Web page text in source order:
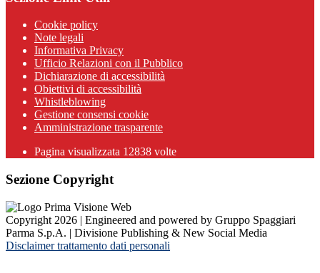
Cookie policy
Note legali
Informativa Privacy
Ufficio Relazioni con il Pubblico
Dichiarazione di accessibilità
Obiettivi di accessibilità
Whistleblowing
Gestione consensi cookie
Amministrazione trasparente
Pagina visualizzata 12838 volte
Sezione Copyright
Copyright 2026 | Engineered and powered by Gruppo Spaggiari
Parma S.p.A. | Divisione Publishing & New Social Media
Disclaimer trattamento dati personali